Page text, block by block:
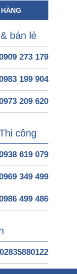
bán lẻ
273 179
199 904
209 620
công
619 079
349 499
499 486
02835880122